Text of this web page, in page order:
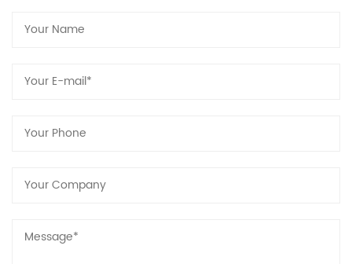
Viskozite tutma (80°C, 1 saat)